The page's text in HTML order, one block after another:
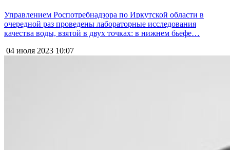
Управлением Роспотребнадзора по Иркутской области в
очередной раз проведены лабораторные исследования
качества воды, взятой в двух точках: в нижнем бьефе…
04 июля 2023 10:07